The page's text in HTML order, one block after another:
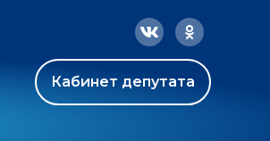
Кабинет депутата